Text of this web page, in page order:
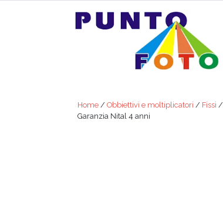
Home / Obbiettivi e moltiplicatori / Fissi /
Garanzia Nital 4 anni